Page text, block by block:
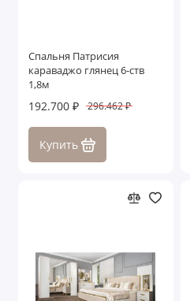
Спальня Патрисия
караваджо глянец 6-ств
1,8м
192.700 ₽ 296.462 ₽
Купить